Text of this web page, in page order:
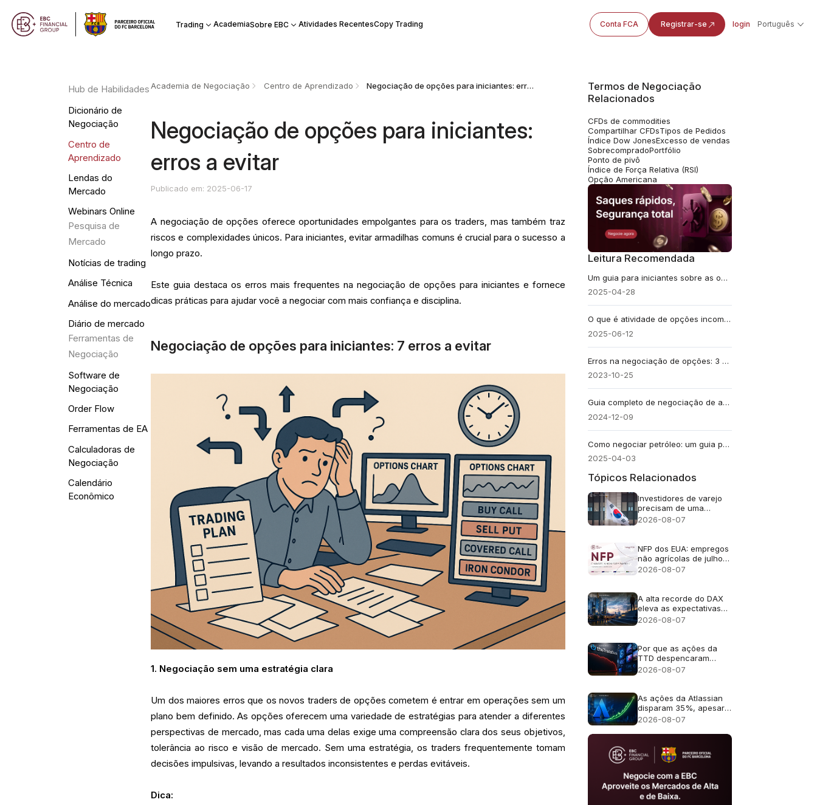
Trading AcademiaSobre EBC Atividades RecentesCopy Trading Conta FCA Registrar-se login Português
Hub de Habilidades
Dicionário de
Negociação
Centro de
Aprendizado
Lendas do
Mercado
Webinars Online
Pesquisa de
Mercado
Notícias de trading
Análise Técnica
Análise do mercado
Diário de mercado
Ferramentas de
Negociação
Software de
Negociação
Order Flow
Ferramentas de EA
Calculadoras de
Negociação
Calendário
Econômico
Academia de Negociação Centro de Aprendizado Negociação de opções para iniciantes: erros a evitar
Negociação de opções para iniciantes:
erros a evitar
Publicado em: 2025-06-17
A negociação de opções oferece oportunidades empolgantes para os traders, mas também traz
riscos e complexidades únicos. Para iniciantes, evitar armadilhas comuns é crucial para o sucesso a
longo prazo.
Este guia destaca os erros mais frequentes na negociação de opções para iniciantes e fornece
dicas práticas para ajudar você a negociar com mais confiança e disciplina.
Negociação de opções para iniciantes: 7 erros a evitar
1. Negociação sem uma estratégia clara
Um dos maiores erros que os novos traders de opções cometem é entrar em operações sem um
plano bem definido. As opções oferecem uma variedade de estratégias para atender a diferentes
perspectivas de mercado, mas cada uma delas exige uma compreensão clara dos seus objetivos,
tolerância ao risco e visão de mercado. Sem uma estratégia, os traders frequentemente tomam
decisões impulsivas, levando a resultados inconsistentes e perdas evitáveis.
Dica:
Termos de Negociação
Relacionados
CFDs de commodities
Compartilhar CFDsTipos de Pedidos
Índice Dow JonesExcesso de vendas
SobrecompradoPortfólio
Ponto de pivô
Índice de Força Relativa (RSI)
Opção Americana
Leitura Recomendada
Um guia para iniciantes sobre as opções de estratégia da roda
2025-04-28
O que é atividade de opções incomuns e por que ela é importante?
2025-06-12
Erros na negociação de opções: 3 grandes erros a evitar
2023-10-25
Guia completo de negociação de ações para iniciantes
2024-12-09
Como negociar petróleo: um guia para iniciantes nos mercados de petróleo bruto
2025-04-03
Tópicos Relacionados
Investidores de varejo
precisam de uma
abordagem cuidadosa
da IA
2026-08-07
NFP dos EUA: empregos
não agrícolas de julho
de 2026 - Anterior: 57
2026-08-07
A alta recorde do DAX
eleva as expectativas
de lucros para as ações
2026-08-07
Por que as ações da
TTD despencaram
quase 30% após a
2026-08-07
As ações da Atlassian
disparam 35%, apesar
da previsão de
2026-08-07